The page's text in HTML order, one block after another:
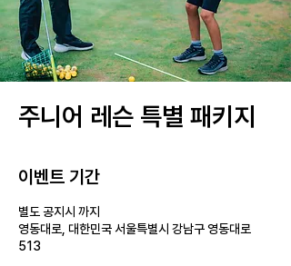
주니어 레슨 특별 패키지
이벤트 기간
별도 공지시 까지
영동대로, 대한민국 서울특별시 강남구 영동대로
513